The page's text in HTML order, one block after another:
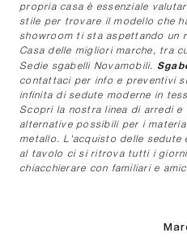
propria casa è essenziale
stile per trovare il modello che
showroom ti sta aspettando un
Casa delle migliori marche, tra
Sedie sgabelli Novamobili.
contattaci per info e preventivi
infinita di sedute moderne in
Scopri la nostra linea di arredi
alternative possibili per i
metallo. L'acquisto delle sedute
al tavolo ci si ritrova tutti i
chiacchierare con familiari e